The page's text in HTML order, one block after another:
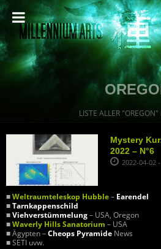
LISTE ALLER "OREGON"
Mystery
2022 – N°6
2022-04-02
■Weltraumteleskop Hubble– Earendel
■Tarnkappenschild
■Viehverstümmelung– USA, Oregon
■Waverly Hills Sanatorium – USA
■ Ägypten –Cheops Pyramide News
■ SETI uvw.